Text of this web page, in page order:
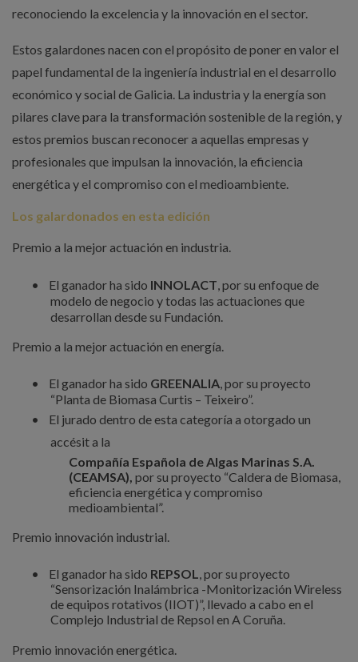
reconociendo la excelencia y la innovación en el sector.
Estos galardones nacen con el propósito de poner en valor el
papel fundamental de la ingeniería industrial en el desarrollo
económico y social de Galicia. La industria y la energía son
pilares clave para la transformación sostenible de la región, y
estos premios buscan reconocer a aquellas empresas y
profesionales que impulsan la innovación, la eficiencia
energética y el compromiso con el medioambiente.
Los galardonados en esta edición
Premio a la mejor actuación en industria.
• El ganador ha sido INNOLACT , por su enfoque de
modelo de negocio y todas las actuaciones que
desarrollan desde su Fundación.
Premio a la mejor actuación en energía.
• El ganador ha sido GREENALIA, por su proyecto
“Planta de Biomasa Curtis – Teixeiro”.
•
El jurado dentro de esta categoría a otorgado un
accésit a la
Compañía Española de Algas Marinas S.A.
(CEAMSA), por su proyecto “Caldera de Biomasa,
eficiencia energética y compromiso
medioambiental”.
Premio innovación industrial.
• El ganador ha sido REPSOL, por su proyecto
“Sensorización Inalámbrica -Monitorización Wireless
de equipos rotativos (IIOT)”, llevado a cabo en el
Complejo Industrial de Repsol en A Coruña.
Premio innovación energética.